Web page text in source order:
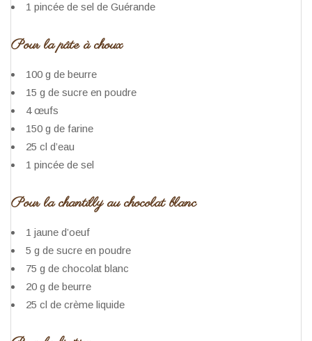
1 pincée de sel de Guérande
Pour la pâte à choux
100 g de beurre
15 g de sucre en poudre
4 œufs
150 g de farine
25 cl d’eau
1 pincée de sel
Pour la chantilly au chocolat blanc
1 jaune d’oeuf
5 g de sucre en poudre
75 g de chocolat blanc
20 g de beurre
25 cl de crème liquide